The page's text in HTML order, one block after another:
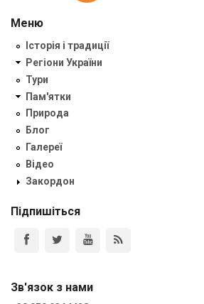
Меню
Історія і традиції
Регіони України
Тури
Пам'ятки
Природа
Блог
Галереї
Відео
Закордон
Підпишіться
Зв'язок з нами